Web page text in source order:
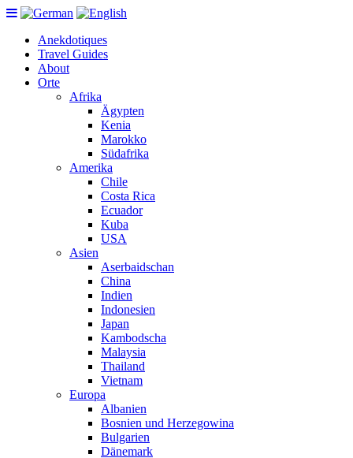
Anekdotiques
Travel Guides
About
Orte
Afrika
Ägypten
Kenia
Marokko
Südafrika
Amerika
Chile
Costa Rica
Ecuador
Kuba
USA
Asien
Aserbaidschan
China
Indien
Indonesien
Japan
Kambodscha
Malaysia
Thailand
Vietnam
Europa
Albanien
Bosnien und Herzegowina
Bulgarien
Dänemark